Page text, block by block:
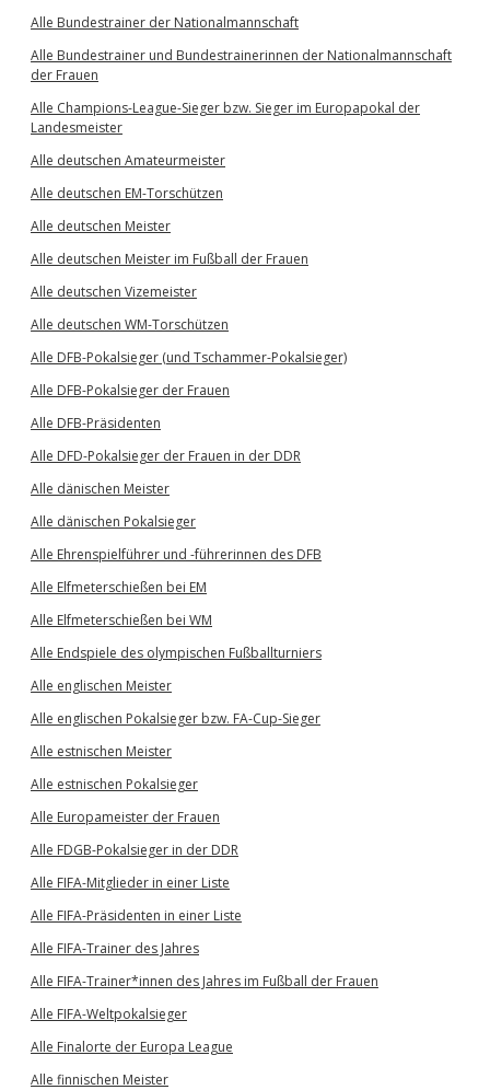
Alle Bundestrainer der Nationalmannschaft
Alle Bundestrainer und Bundestrainerinnen der Nationalmannschaft
der Frauen
Alle Champions-League-Sieger bzw. Sieger im Europapokal der
Landesmeister
Alle deutschen Amateurmeister
Alle deutschen EM-Torschützen
Alle deutschen Meister
Alle deutschen Meister im Fußball der Frauen
Alle deutschen Vizemeister
Alle deutschen WM-Torschützen
Alle DFB-Pokalsieger (und Tschammer-Pokalsieger)
Alle DFB-Pokalsieger der Frauen
Alle DFB-Präsidenten
Alle DFD-Pokalsieger der Frauen in der DDR
Alle dänischen Meister
Alle dänischen Pokalsieger
Alle Ehrenspielführer und -führerinnen des DFB
Alle Elfmeterschießen bei EM
Alle Elfmeterschießen bei WM
Alle Endspiele des olympischen Fußballturniers
Alle englischen Meister
Alle englischen Pokalsieger bzw. FA-Cup-Sieger
Alle estnischen Meister
Alle estnischen Pokalsieger
Alle Europameister der Frauen
Alle FDGB-Pokalsieger in der DDR
Alle FIFA-Mitglieder in einer Liste
Alle FIFA-Präsidenten in einer Liste
Alle FIFA-Trainer des Jahres
Alle FIFA-Trainer*innen des Jahres im Fußball der Frauen
Alle FIFA-Weltpokalsieger
Alle Finalorte der Europa League
Alle finnischen Meister